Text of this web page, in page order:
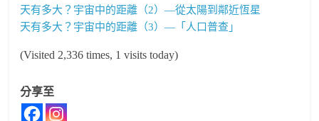
天有多大？宇宙中的距離（2）—從太陽到鄰近恆星
天有多大？宇宙中的距離（3）—「人口普查」
(Visited 2,336 times, 1 visits today)
分享至